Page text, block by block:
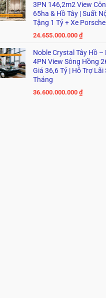
3PN 146,2m2 View
65ha & Hồ Tây | Suất
Tặng 1 Tỷ + Xe Porsche
24.655.000.000₫
Noble Crystal Tây Hồ –
4PN View Sông Hồng
Giá 36,6 Tỷ | Hỗ Trợ Lãi
Tháng
36.600.000.000₫